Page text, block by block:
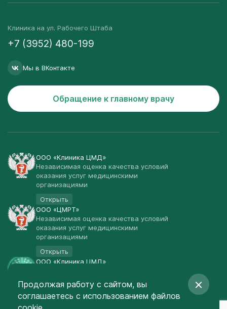
Клиника на ул. Рабочего Штаба
+7 (3952) 480-199
Мы в ВКонтакте
Обращение к главному врачу
ООО «Клиника ЦМД»
Независимая оценка качества условий
оказания услуг медицинскими
организациями
Открыть
ООО «ЦМРТ»
Независимая оценка качества условий
оказания услуг медицинскими
организациями
Открыть
ООО «Клиника ЦМД»
Открыть
© Клиника ЦМД 2003-2026
Продолжая работу с сайтом, вы
соглашаетесь с использованием файлов